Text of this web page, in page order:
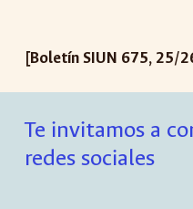
[Boletín SIUN 675, 25/
Te invitamos a
redes sociales